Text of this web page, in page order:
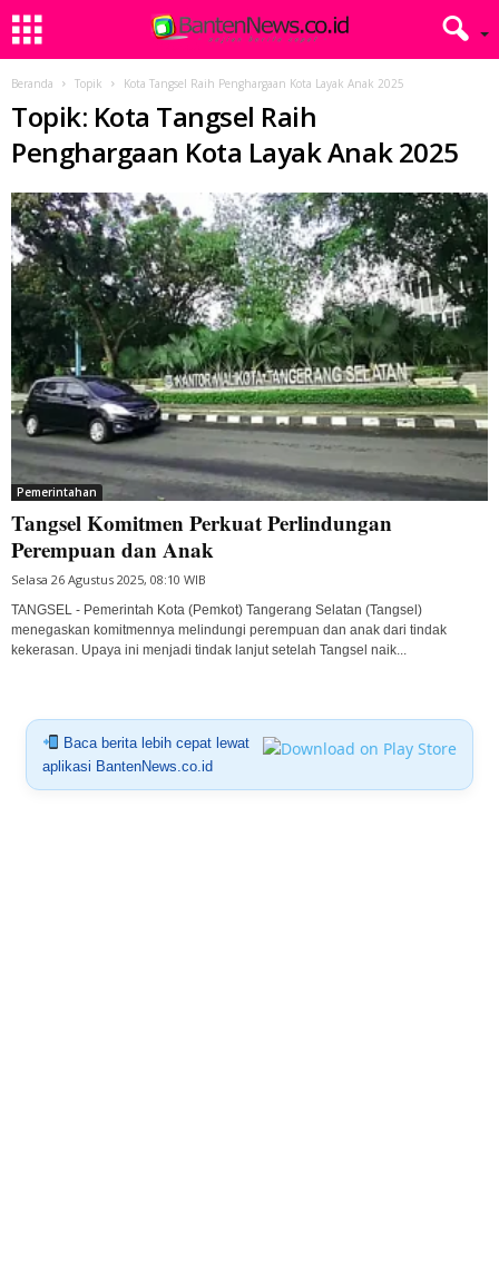
Beranda Topik Kota Tangsel Raih Penghargaan Kota Layak Anak 2025
Topik: Kota Tangsel Raih
Penghargaan Kota Layak Anak 2025
Pemerintahan
Tangsel Komitmen Perkuat Perlindungan
Perempuan dan Anak
Selasa 26 Agustus 2025, 08:10 WIB
TANGSEL - Pemerintah Kota (Pemkot) Tangerang Selatan (Tangsel)
menegaskan komitmennya melindungi perempuan dan anak dari tindak
kekerasan. Upaya ini menjadi tindak lanjut setelah Tangsel naik...
Baca berita lebih cepat lewat
aplikasi BantenNews.co.id